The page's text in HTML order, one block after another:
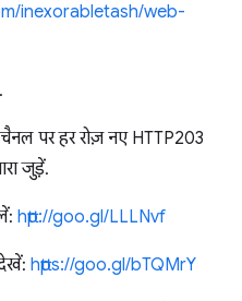
inexorabletash/web-
पर हर रोज़ नए HTTP203
जुड़ें.
http://goo.gl/LLLNvf
https://goo.gl/bTQMrY